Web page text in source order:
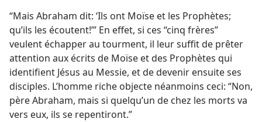
“Mais Abraham dit: ‘Ils ont Moïse et les Prophètes;
qu’ils les écoutent!’” En effet, si ces “cinq frères”
veulent échapper au tourment, il leur suffit de prêter
attention aux écrits de Moïse et des Prophètes qui
identifient Jésus au Messie, et de devenir ensuite ses
disciples. L’homme riche objecte néanmoins ceci: “Non,
père Abraham, mais si quelqu’un de chez les morts va
vers eux, ils se repentiront.”